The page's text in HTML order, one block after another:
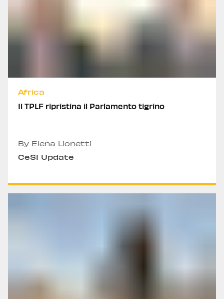
Africa
Il TPLF ripristina il Parlamento tigrino
By Elena Lionetti
CeSI Update